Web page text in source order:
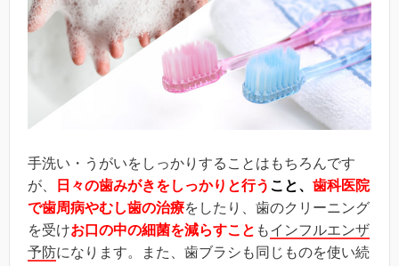
手洗い・うがいをしっかりすることはもちろんです
が、
日々の歯みがきをしっかりと行う こと、 歯科医院
で歯周病やむし歯の治療をしたり、歯のクリーニング
を受けお口の中の細菌を減らすこと もインフルエンザ
予防になります。また、歯ブラシも同じものを使い続